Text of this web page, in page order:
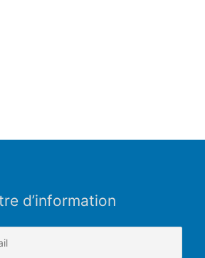
d’information